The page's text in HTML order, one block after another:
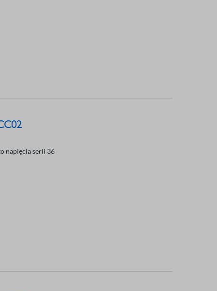
napięcia serii 36